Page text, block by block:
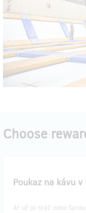
Choose
Poukaz na kávu
Ať už jsi hráč nebo